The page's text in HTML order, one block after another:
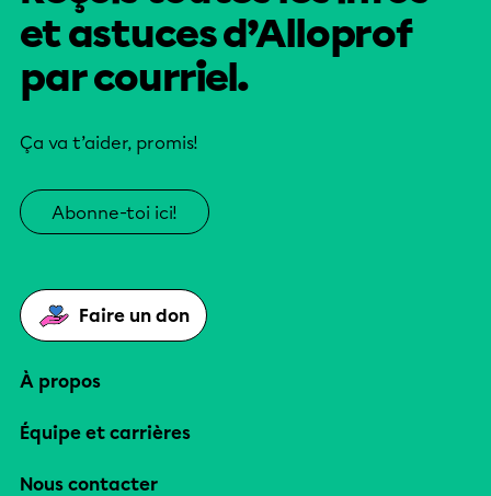
et astuces d’Alloprof
par courriel.
Ça va t’aider, promis!
Abonne-toi ici!
Faire un don
À propos
Équipe et carrières
Nous contacter